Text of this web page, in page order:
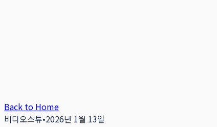
Back to Home
비디오스튜•2026년 1월 13일